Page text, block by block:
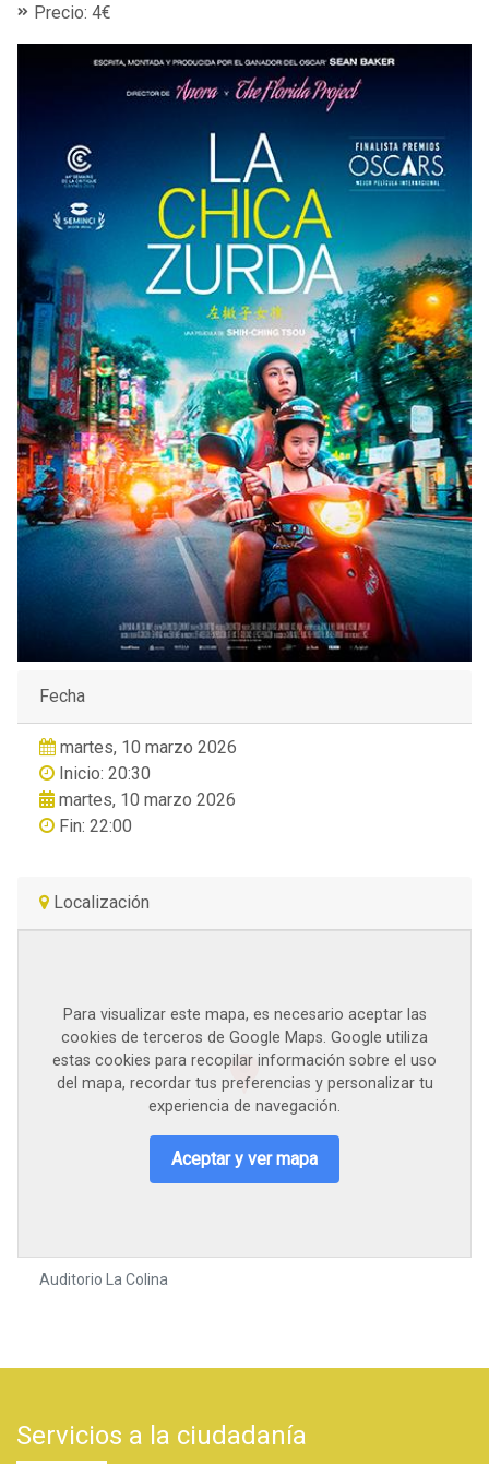
Precio: 4€
Fecha
martes, 10 marzo 2026
Inicio: 20:30
martes, 10 marzo 2026
Fin: 22:00
Localización
Para visualizar este mapa, es necesario aceptar las
cookies de terceros de Google Maps. Google utiliza
estas cookies para recopilar información sobre el uso
del mapa, recordar tus preferencias y personalizar tu
experiencia de navegación.
Aceptar y ver mapa
Auditorio La Colina
Servicios a la ciudadanía